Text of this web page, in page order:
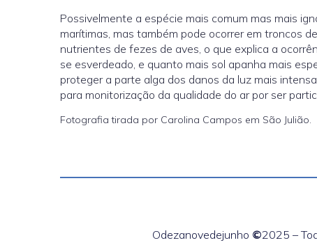
Possivelmente a espécie mais comum mas mais
marítimas, mas também pode ocorrer em troncos
nutrientes de fezes de aves, o que explica a
se esverdeado, e quanto mais sol apanha mais
proteger a parte alga dos danos da luz mais
para monitorização da qualidade do ar por ser
Fotografia tirada por Carolina Campos em São Julião.
Odezanovedejunho ©2025 –